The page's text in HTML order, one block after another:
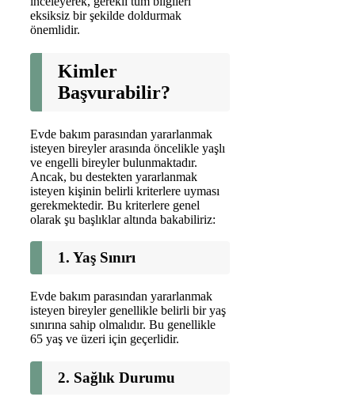
eksiksiz bir şekilde doldurmak
önemlidir.
Kimler
Başvurabilir?
Evde bakım parasından yararlanmak
isteyen bireyler arasında öncelikle yaşlı
ve engelli bireyler bulunmaktadır.
Ancak, bu destekten yararlanmak
isteyen kişinin belirli kriterlere uyması
gerekmektedir. Bu kriterlere genel
olarak şu başlıklar altında bakabiliriz:
1. Yaş Sınırı
Evde bakım parasından yararlanmak
isteyen bireyler genellikle belirli bir yaş
sınırına sahip olmalıdır. Bu genellikle
65 yaş ve üzeri için geçerlidir.
2. Sağlık Durumu